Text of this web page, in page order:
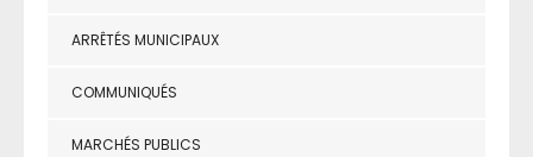
ARRÊTÉS MUNICIPAUX
COMMUNIQUÉS
MARCHÉS PUBLICS